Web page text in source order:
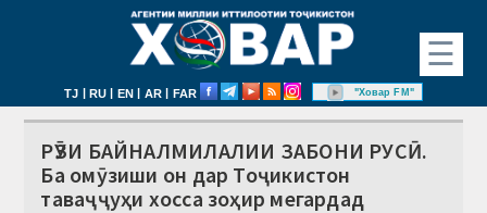
☰
TJ | RU | EN | AR | FAR "Ховар FM"
РӮЗИ БАЙНАЛМИЛАЛИИ ЗАБОНИ РУСӢ.
Ба омӯзиши он дар Тоҷикистон
таваҷҷуҳи хосса зоҳир мегардад